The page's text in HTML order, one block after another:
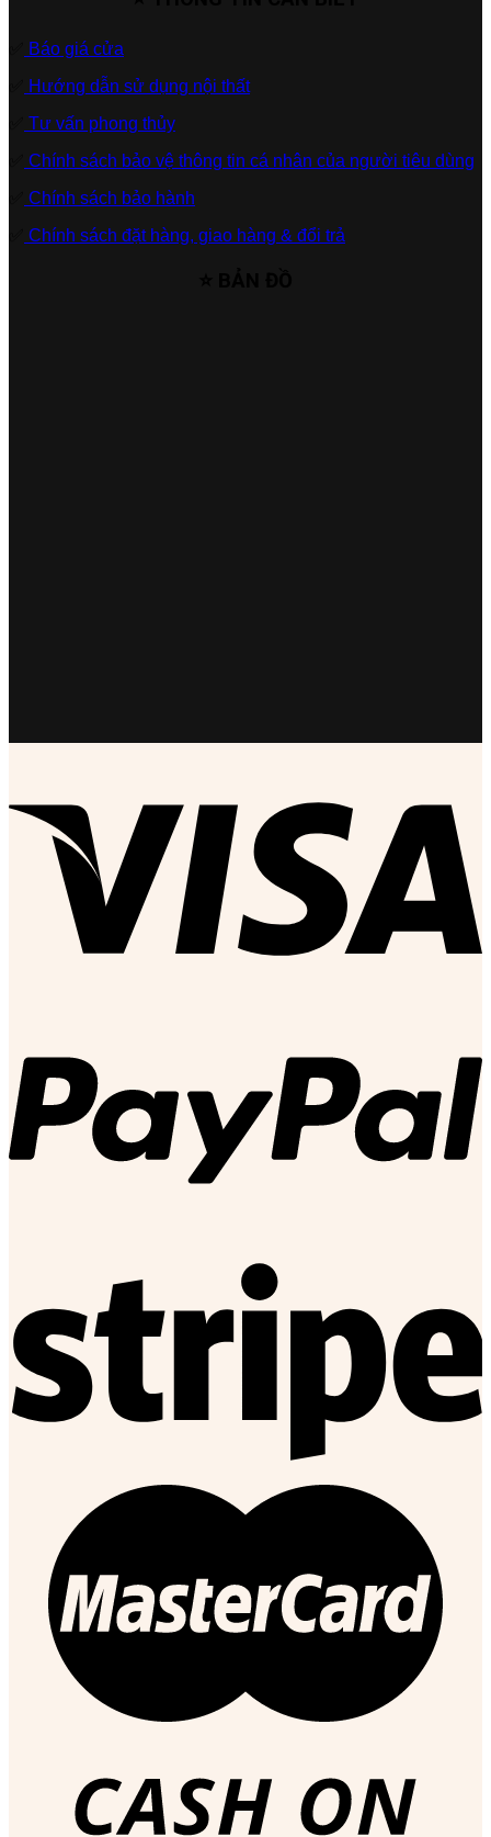
Báo giá cửa
Hướng dẫn sử dụng nội thất
Tư vấn phong thủy
Chính sách bảo vệ thông tin cá nhân của người tiêu dùng
Chính sách bảo hành
Chính sách đặt hàng, giao hàng & đổi trả